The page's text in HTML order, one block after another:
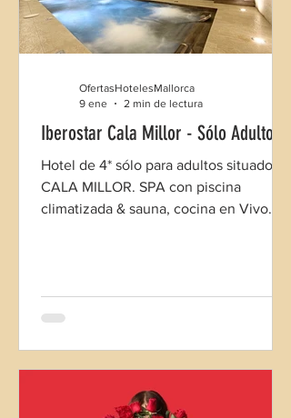
Iberostar Cala Millor - Sólo Adultos
Hotel de 4* sólo para adultos situado en
CALA MILLOR. SPA con piscina
climatizada & sauna, cocina en Vivo.....
OfertasHotelesMallorca
9 ene
2 min de lectura